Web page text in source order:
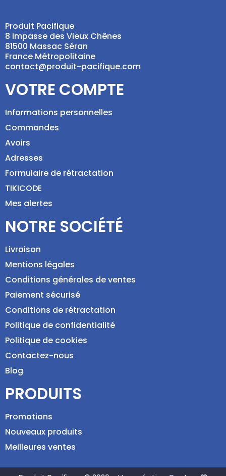
Produit Pacifique
8 Impasse des Vieux Chênes
81500 Massac Séran
France Métropolitaine
contact@produit-pacifique.com
VOTRE COMPTE
Informations personnelles
Commandes
Avoirs
Adresses
Formulaire de rétractation
TIKICODE
Mes alertes
NOTRE SOCIÉTÉ
Livraison
Mentions légales
Conditions générales de ventes
Paiement sécurisé
Conditions de rétractation
Politique de confidentialité
Politique de cookies
Contactez-nous
Blog
PRODUITS
Promotions
Nouveaux produits
Meilleures ventes